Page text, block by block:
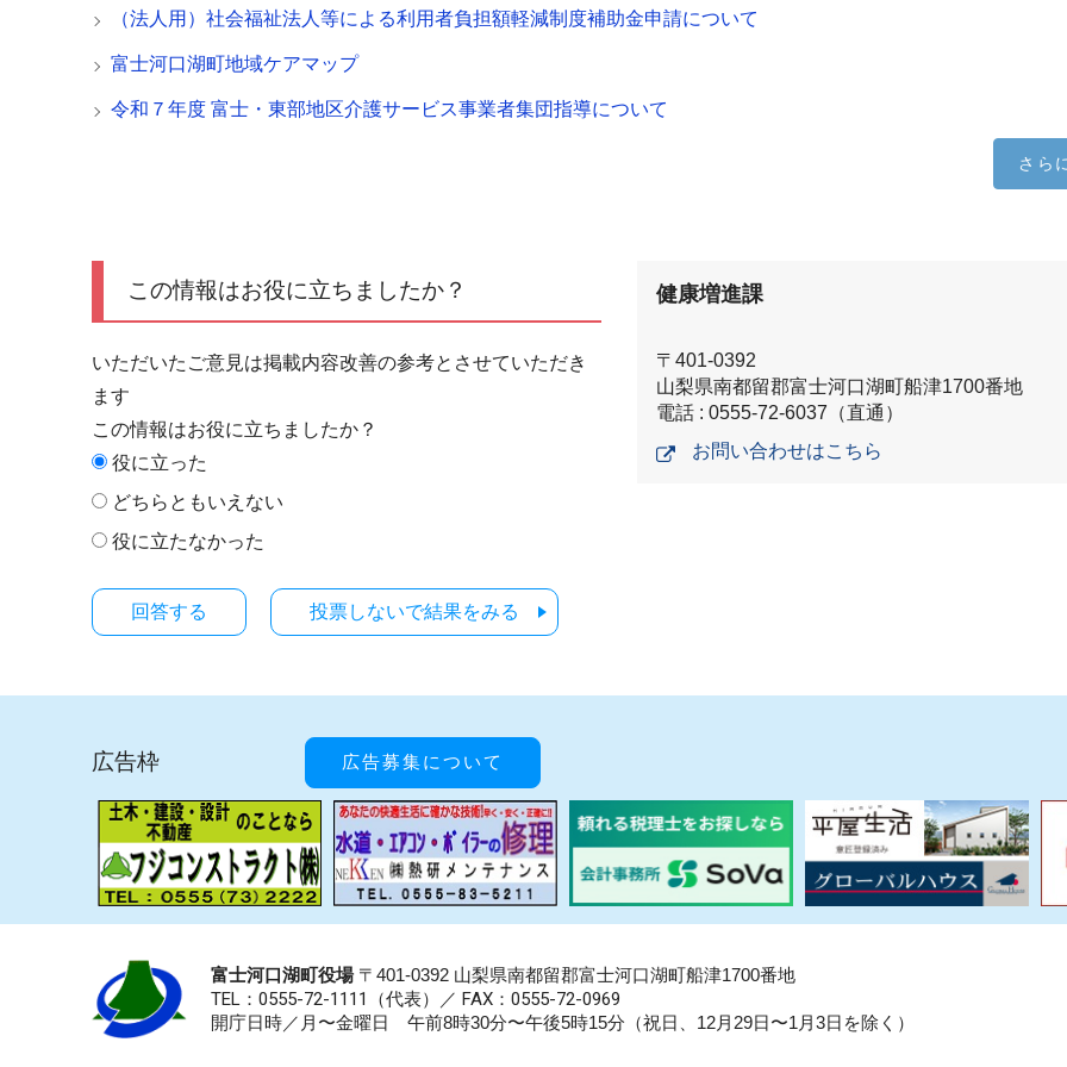
（法人用）社会福祉法人等による利用者負担額軽減制度補助金申請について
富士河口湖町地域ケアマップ
令和７年度 富士・東部地区介護サービス事業者集団指導について
さら
この情報はお役に立ちましたか？
いただいたご意見は掲載内容改善の参考とさせていただき
ます
この情報はお役に立ちましたか？
役に立った
どちらともいえない
役に立たなかった
投票しないで結果をみる
健康増進課
〒401-0392
山梨県南都留郡富士河口湖町船津1700番地
電話 : 0555-72-6037（直通）
お問い合わせはこちら
広告枠 広告募集について
富士河口湖町役場〒401-0392 山梨県南都留郡富士河口湖町船津1700番地
TEL：0555-72-1111 （代表）／ FAX：0555-72-0969
開庁日時／月〜金曜日 午前8時30分〜午後5時15分（祝日、12月29日〜1月3日を除く）